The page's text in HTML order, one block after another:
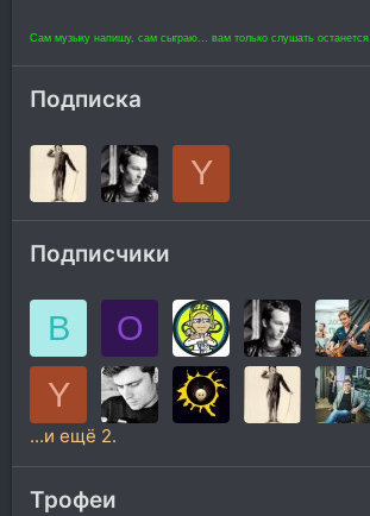
Сам музыку напишу, сам сыграю... вам только слушать останется.
Подписка
Y
Подписчики
B O
Y
...и ещё 2.
Трофеи